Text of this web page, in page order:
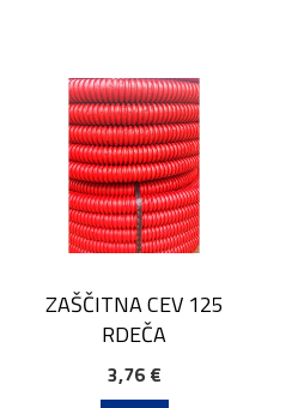
ZAŠČITNA CEV 125
RDEČA
3,76 €